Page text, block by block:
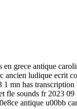
en grece antique
ancien ludique ecrit
mn has
fle sounds fr 2023
antique u00bb